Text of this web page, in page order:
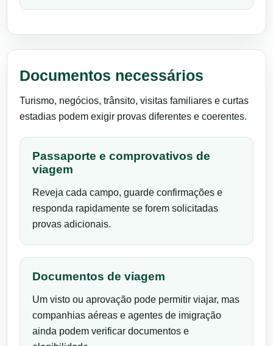
Documentos necessários
Turismo, negócios, trânsito, visitas familiares e curtas
estadias podem exigir provas diferentes e coerentes.
Passaporte e comprovativos de
viagem
Reveja cada campo, guarde confirmações e
responda rapidamente se forem solicitadas
provas adicionais.
Documentos de viagem
Um visto ou aprovação pode permitir viajar, mas
companhias aéreas e agentes de imigração
ainda podem verificar documentos e